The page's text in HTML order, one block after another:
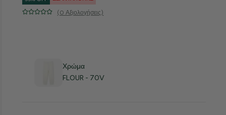
(0 Αξιολογήσεις)
Χρώμα
FLOUR - 70V